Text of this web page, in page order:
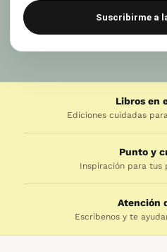
Suscribirme a
Libros en
Ediciones cuidadas
Punto y
Inspiración para tus
Atención
Escríbenos y te